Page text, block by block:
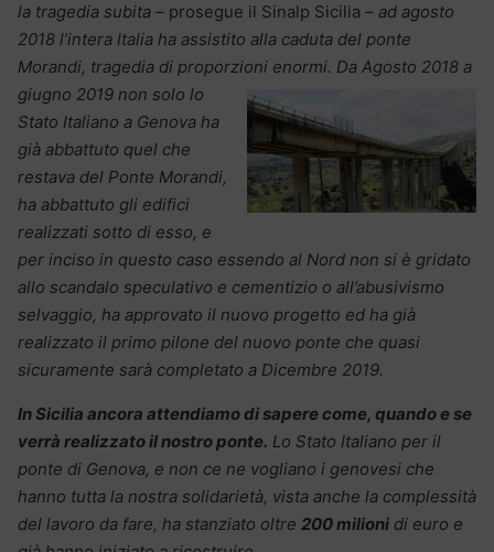
la tragedia subita – prosegue il Sinalp Sicilia – ad agosto
2018 l’intera Italia ha assistito alla caduta del ponte
Morandi, tragedia di proporzioni enormi. Da Agosto 2018 a
giugno 2019 non solo lo
Stato Italiano a Genova ha
già abbattuto quel che
restava del Ponte Morandi,
ha abbattuto gli edifici
realizzati sotto di esso, e
per inciso in questo caso essendo al Nord non si è gridato
allo scandalo speculativo e cementizio o all’abusivismo
selvaggio, ha approvato il nuovo progetto ed ha già
realizzato il primo pilone del nuovo ponte che quasi
sicuramente sarà completato a Dicembre 2019.
In Sicilia ancora attendiamo di sapere come, quando e se
verrà realizzato il nostro ponte. Lo Stato Italiano per il
ponte di Genova, e non ce ne vogliano i genovesi che
hanno tutta la nostra solidarietà, vista anche la complessità
del lavoro da fare, ha stanziato oltre 200 milioni di euro e